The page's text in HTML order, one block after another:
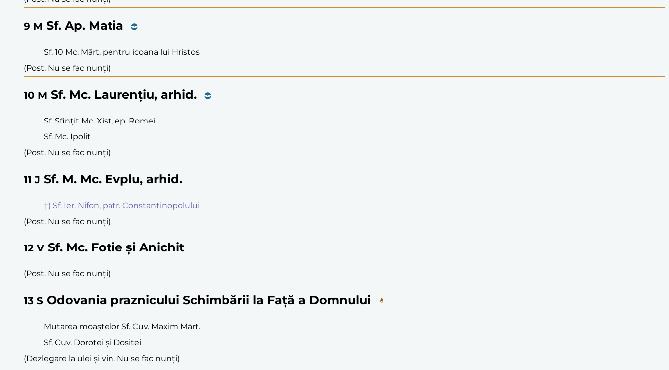
9 M Sf. Ap. Matia
Sf. 10 Mc. Mărt. pentru icoana lui Hristos
(Post. Nu se fac nunți)
10 M Sf. Mc. Laurențiu, arhid.
Sf. Sfințit Mc. Xist, ep. Romei
Sf. Mc. Ipolit
(Post. Nu se fac nunți)
11 J Sf. M. Mc. Evplu, arhid.
†) Sf. Ier. Nifon, patr. Constantinopolului
(Post. Nu se fac nunți)
12 V Sf. Mc. Fotie și Anichit
(Post. Nu se fac nunți)
13 S Odovania praznicului Schimbării la Față a Domnului
Mutarea moaștelor Sf. Cuv. Maxim Mărt.
Sf. Cuv. Dorotei și Dositei
(Dezlegare la ulei și vin. Nu se fac nunți)